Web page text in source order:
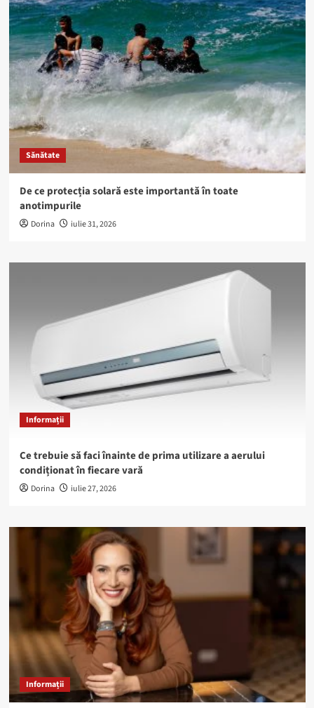
Sănătate
De ce protecția solară este importantă în toate
anotimpurile
Dorina iulie 31, 2026
Informații
Ce trebuie să faci înainte de prima utilizare a aerului
condiționat în fiecare vară
Dorina iulie 27, 2026
Informații